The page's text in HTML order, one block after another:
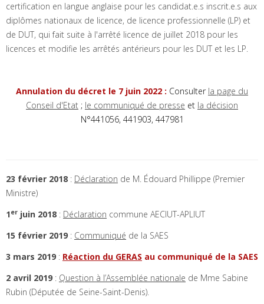
certification en langue anglaise pour les candidat.e.s inscrit.e.s aux
diplômes nationaux de licence, de licence professionnelle (LP) et
de DUT, qui fait suite à l'arrêté licence de juillet 2018 pour les
licences et modifie les arrêtés antérieurs pour les DUT et les LP.
Annulation du décret le 7 juin 2022 : Consulter la page du
Conseil d'Etat ; le communiqué de presse et la décision
N°441056, 441903, 447981
23 février 2018 : Déclaration de M. Édouard Phillippe (Premier
Ministre)
1er juin 2018 : Déclaration commune AECIUT-APLIUT
15 février 2019 : Communiqué de la SAES
3 mars 2019 : Réaction du GERAS au communiqué de la SAES
2 avril 2019 : Question à l’Assemblée nationale de Mme Sabine
Rubin (Députée de Seine-Saint-Denis).